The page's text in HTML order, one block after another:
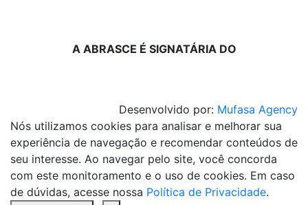
A ABRASCE É SIGNATÁRIA DO
Desenvolvido por: Mufasa Agency
Nós utilizamos cookies para analisar e melhorar sua
experiência de navegação e recomendar conteúdos de
seu interesse. Ao navegar pelo site, você concorda
com este monitoramento e o uso de cookies. Em caso
de dúvidas, acesse nossa Política de Privacidade.